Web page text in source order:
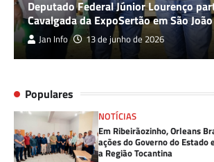
Deputado Federal Júnior Lourenço
Cavalgada da ExpoSertão em São
Jan Info 13 de junho de 2026
Populares
NOTÍCIAS
Em Ribeirãozinho, Orleans
ações do Governo do Estado
a Região Tocantina